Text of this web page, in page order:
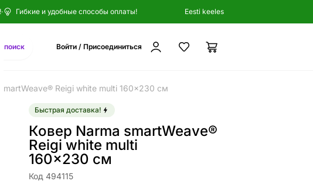
· Гибкие и удобные способы оплаты! Eesti keeles
поиск Войти / Присоединиться
smartWeave® Reigi white multi 160x230 см
Быстрая доставка!
Ковер Narma smartWeave®
Reigi white multi
160x230 см
Код 494115